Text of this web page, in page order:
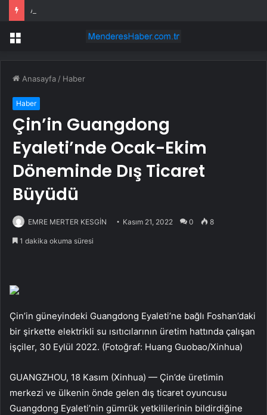
Ankara’da Kurban Bayramı Denetimleri Artırıldı
Menü
Anasayfa / Haber
Haber
Çin’in Guangdong
Eyaleti’nde Ocak-Ekim
Döneminde Dış Ticaret
Büyüdü
EMRE MERTER KESGİN Kasım 21, 2022 0 8
1 dakika okuma süresi
Çin’in güneyindeki Guangdong Eyaleti’ne bağlı Foshan’daki
bir şirkette elektrikli su ısıtıcılarının üretim hattında çalışan
işçiler, 30 Eylül 2022. (Fotoğraf: Huang Guobao/Xinhua)
GUANGZHOU, 18 Kasım (Xinhua) — Çin’de üretimin
merkezi ve ülkenin önde gelen dış ticaret oyuncusu
Guangdong Eyaleti’nin gümrük yetkililerinin bildirdiğine